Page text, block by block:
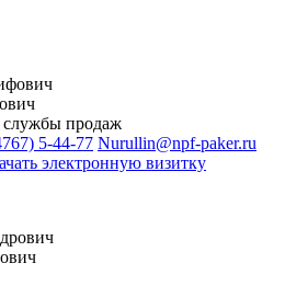
службы продаж
5-44-77 Nurullin@npf-paker.ru
электронную визитку